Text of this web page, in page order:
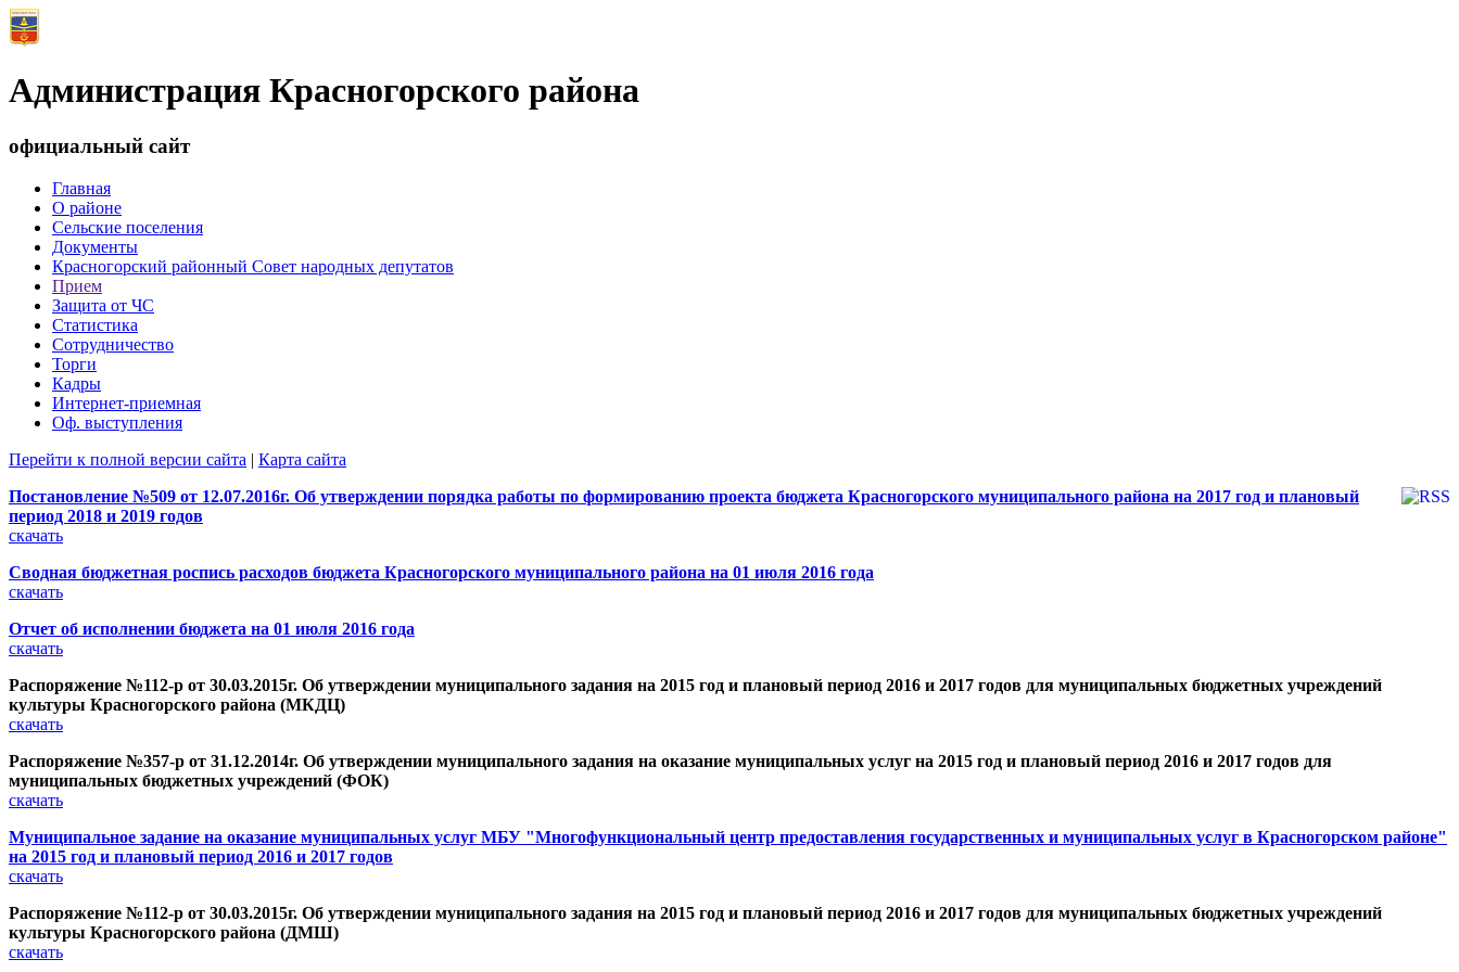
Администрация Красногорского района
официальный сайт
Главная
О районе
Сельские поселения
Документы
Красногорский районный Совет народных депутатов
Прием
Защита от ЧС
Статистика
Сотрудничество
Торги
Кадры
Интернет-приемная
Оф. выступления
Перейти к полной версии сайта | Карта сайта
Постановление №509 от 12.07.2016г. Об утверждении порядка работы по формированию проекта бюджета Красногорского муниципального района на 2017 год и плановый
период 2018 и 2019 годов
скачать
Сводная бюджетная роспись расходов бюджета Красногорского муниципального района на 01 июля 2016 года
скачать
Отчет об исполнении бюджета на 01 июля 2016 года
скачать
Распоряжение №112-р от 30.03.2015г. Об утверждении муниципального задания на 2015 год и плановый период 2016 и 2017 годов для муниципальных бюджетных учреждений
культуры Красногорского района (МКДЦ)
скачать
Распоряжение №357-р от 31.12.2014г. Об утверждении муниципального задания на оказание муниципальных услуг на 2015 год и плановый период 2016 и 2017 годов для
муниципальных бюджетных учреждений (ФОК)
скачать
Муниципальное задание на оказание муниципальных услуг МБУ "Многофункциональный центр предоставления государственных и муниципальных услуг в Красногорском районе"
на 2015 год и плановый период 2016 и 2017 годов
скачать
Распоряжение №112-р от 30.03.2015г. Об утверждении муниципального задания на 2015 год и плановый период 2016 и 2017 годов для муниципальных бюджетных учреждений
культуры Красногорского района (ДМШ)
скачать